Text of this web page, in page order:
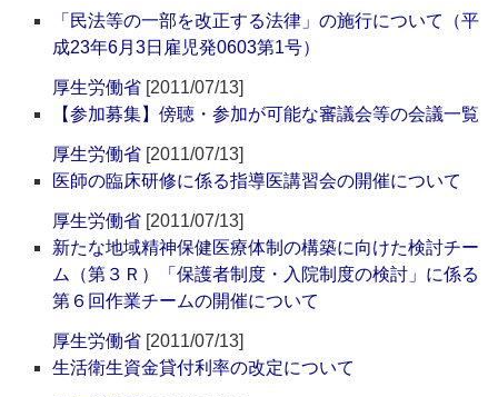
「民法等の一部を改正する法律」の施行について（平
成23年6月3日雇児発0603第1号）
厚生労働省 [2011/07/13]
【参加募集】傍聴・参加が可能な審議会等の会議一覧
厚生労働省 [2011/07/13]
医師の臨床研修に係る指導医講習会の開催について
厚生労働省 [2011/07/13]
新たな地域精神保健医療体制の構築に向けた検討チー
ム（第３Ｒ）「保護者制度・入院制度の検討」に係る
第６回作業チームの開催について
厚生労働省 [2011/07/13]
生活衛生資金貸付利率の改定について